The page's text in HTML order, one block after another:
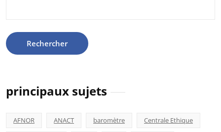
principaux sujets
AFNOR ANACT baromètre Centrale Ethique